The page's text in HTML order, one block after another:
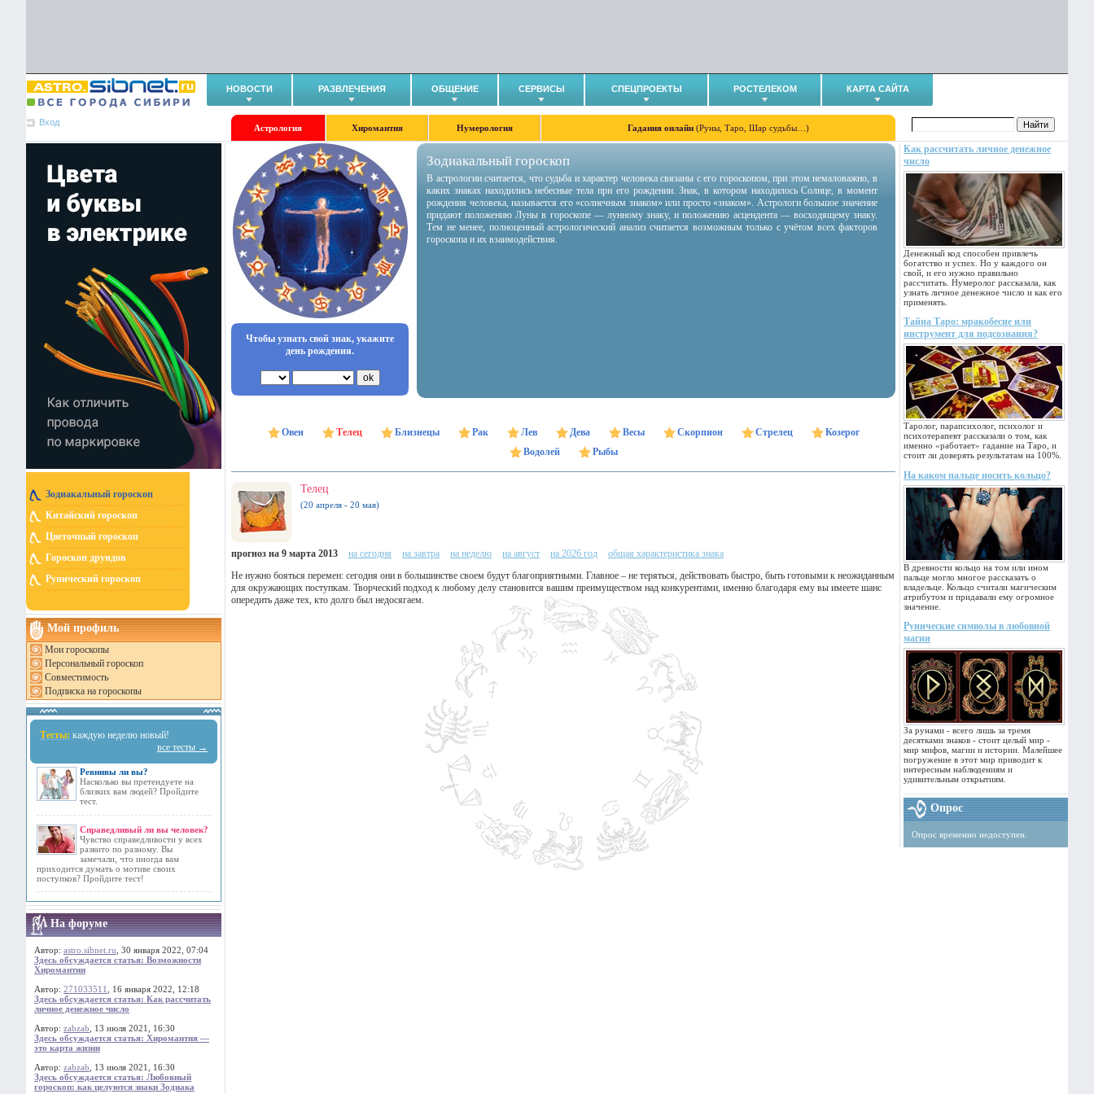
НОВОСТИ РАЗВЛЕЧЕНИЯ ОБЩЕНИЕ СЕРВИСЫ СПЕЦПРОЕКТЫ РОСТЕЛЕКОМ КАРТА САЙТА
Вход
Астрология Хиромантия Нумерология Гадания онлайн (Руны, Таро, Шар судьбы…)
Зодиакальный гороскоп
Китайский гороскоп
Цветочный гороскоп
Гороскоп друидов
Рунический гороскоп
Мой профиль
Мои гороскопы
Персональный гороскоп
Совместимость
Подписка на гороскопы
Тесты: каждую неделю новый!
все тесты →
Ревнивы ли вы?
Насколько вы претендуете на
близких вам людей? Пройдите
тест.
Справедливый ли вы человек?
Чувство справедливости у всех
развито по разному. Вы
замечали, что иногда вам
приходится думать о мотиве своих
поступков? Пройдите тест!
На форуме
Автор: astro.sibnet.ru , 30 января 2022, 07:04
Здесь обсуждается статья: Возможности
Хиромантии
Автор: 271033511
, 16 января 2022, 12:18
Здесь обсуждается статья: Как рассчитать
личное денежное число
Автор: zabzab , 13 июля 2021, 16:30
Здесь обсуждается статья: Хиромантия —
это карта жизни
Автор: zabzab , 13 июля 2021, 16:30
Здесь обсуждается статья: Любовный
гороскоп: как целуются знаки Зодиака
Как рассчитать личное денежное
число
Денежный код способен привлечь
богатство и успех. Но у каждого он
свой, и его нужно правильно
рассчитать. Нумеролог рассказала, как
узнать личное денежное число и как его
применять.
Тайна Таро: мракобесие или
инструмент для подсознания?
Таролог, парапсихолог, психолог и
психотерапевт рассказали о том, как
именно «работает» гадание на Таро, и
стоит ли доверять результатам на 100%.
На каком пальце носить кольцо?
В древности кольцо на том или ином
пальце могло многое рассказать о
владельце. Кольцо считали магическим
атрибутом и придавали ему огромное
значение.
Рунические символы в любовной
магии
За рунами - всего лишь за тремя
десятками знаков - стоит целый мир -
мир мифов, магии и истории. Малейшее
погружение в этот мир приводит к
интересным наблюдениям и
удивительным открытиям.
Опрос
Опрос временно недоступен.
Чтобы узнать свой знак, укажите
день рождения.
Зодиакальный гороскоп
В астрологии считается, что судьба и характер человека связаны с его гороскопом, при этом немаловажно, в
каких знаках находились небесные тела при его рождении. Знак, в котором находилось Солнце, в момент
рождения человека, называется его «солнечным знаком» или просто «знаком». Астрологи большое значение
придают положению Луны в гороскопе — лунному знаку, и положению асцендента — восходящему знаку.
Тем не менее, полноценный астрологический анализ считается возможным только с учётом всех факторов
гороскопа и их взаимодействия.
Овен Телец Близнецы Рак Лев Дева Весы Скорпион Стрелец
Козерог
Водолей
Рыбы
Телец
(20 апреля - 20 мая)
прогноз на 9 марта 2013 на сегодня на завтра на неделю на август на 2026 год
общая характеристика знака
Не нужно бояться перемен: сегодня они в большинстве своем будут благоприятными. Главное – не теряться, действовать быстро, быть готовыми к неожиданным
для окружающих поступкам. Творческий подход к любому делу становится вашим преимуществом над конкурентами, именно благодаря ему вы имеете шанс
опередить даже тех, кто долго был недосягаем.